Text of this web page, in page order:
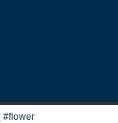
#flower